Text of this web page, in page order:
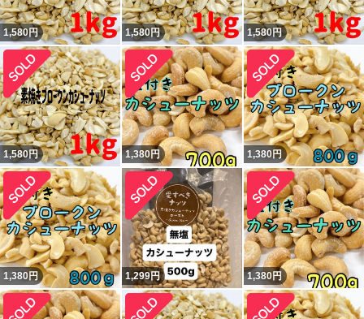
1,580円 1,580円 1,580円
1,580円 1,380円 1,380円
1,380円 1,299円 1,380円